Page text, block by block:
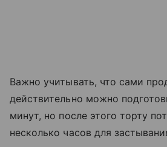
Важно учитывать, что сами
действительно можно
минут, но после этого торту
несколько часов для